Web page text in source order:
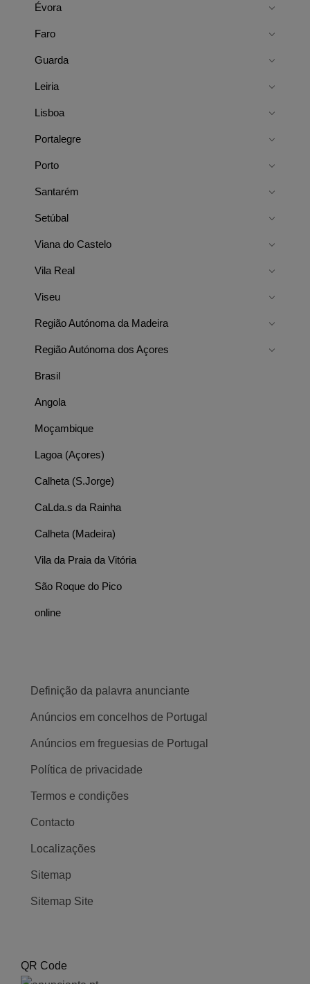
Évora
Faro
Guarda
Leiria
Lisboa
Portalegre
Porto
Santarém
Setúbal
Viana do Castelo
Vila Real
Viseu
Região Autónoma da Madeira
Região Autónoma dos Açores
Brasil
Angola
Moçambique
Lagoa (Açores)
Calheta (S.Jorge)
CaLda.s da Rainha
Calheta (Madeira)
Vila da Praia da Vitória
São Roque do Pico
online
Definição da palavra anunciante
Anúncios em concelhos de Portugal
Anúncios em freguesias de Portugal
Política de privacidade
Termos e condições
Contacto
Localizações
Sitemap
Sitemap Site
QR Code